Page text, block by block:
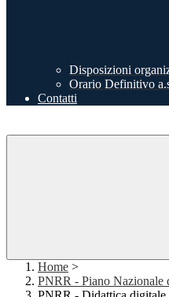
Disposizioni
Orario Definitivo
Contatti
Home >
PNRR - Piano Nazionale